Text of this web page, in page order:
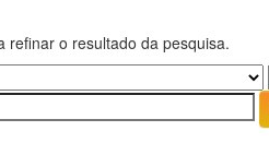
refinar o resultado da pesquisa.